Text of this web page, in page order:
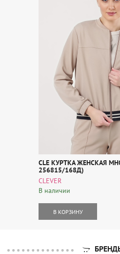
CLE КУРТКА ЖЕНСКАЯ
256815/168Д)
CLEVER
В наличии
В КОРЗИНУ